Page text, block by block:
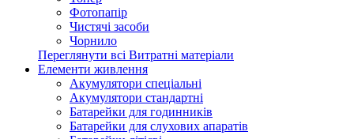
Фотопапір
Чистячі засоби
Чорнило
Переглянути всі Витратні матеріали
Елементи живлення
Акумулятори спеціальні
Акумулятори стандартні
Батарейки для годинників
Батарейки для слухових апаратів